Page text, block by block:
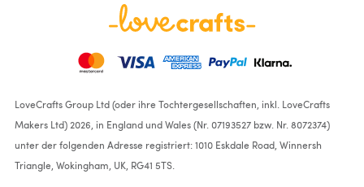
LoveCrafts Group Ltd (oder ihre Tochtergesellschaften, inkl. LoveCrafts
Makers Ltd) 2026, in England und Wales (Nr. 07193527 bzw. Nr. 8072374)
unter der folgenden Adresse registriert: 1010 Eskdale Road, Winnersh
Triangle, Wokingham, UK, RG41 5TS.